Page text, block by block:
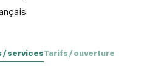
/ servicesTarifs / ouverture